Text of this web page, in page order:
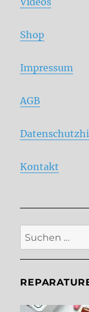
Shop
Impressum
AGB
Kontakt
Suche
nach: